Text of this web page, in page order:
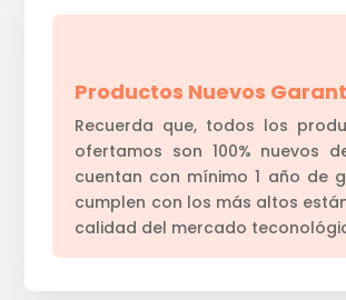
Productos Nuevos
Recuerda que, todos los
ofertamos son 100% nuevos
cuentan con mínimo 1 año de
cumplen con los más altos
calidad del mercado